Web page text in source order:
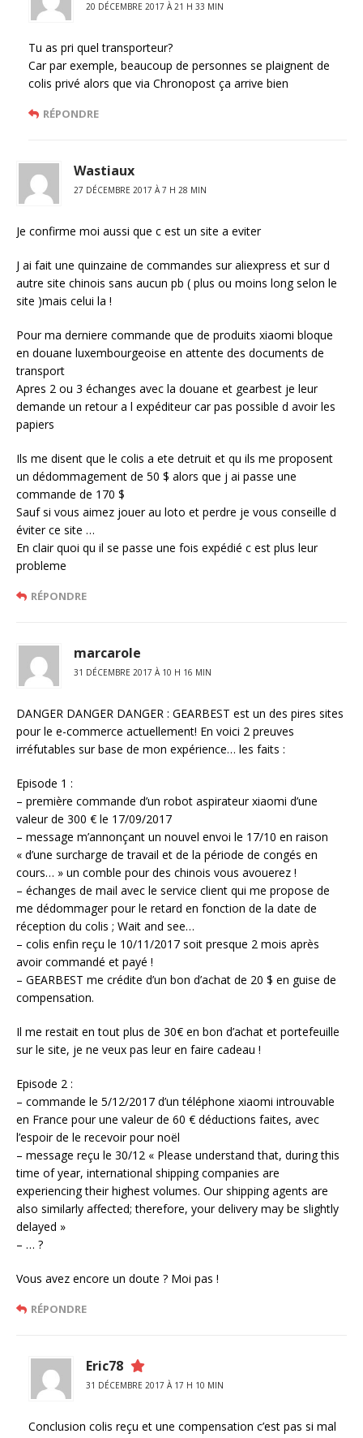
20 DÉCEMBRE 2017 À 21 H 33 MIN
Tu as pri quel transporteur?
Car par exemple, beaucoup de personnes se plaignent de
colis privé alors que via Chronopost ça arrive bien
RÉPONDRE
Wastiaux
27 DÉCEMBRE 2017 À 7 H 28 MIN
Je confirme moi aussi que c est un site a eviter
J ai fait une quinzaine de commandes sur aliexpress et sur d
autre site chinois sans aucun pb ( plus ou moins long selon le
site )mais celui la !
Pour ma derniere commande que de produits xiaomi bloque
en douane luxembourgeoise en attente des documents de
transport
Apres 2 ou 3 échanges avec la douane et gearbest je leur
demande un retour a l expéditeur car pas possible d avoir les
papiers
Ils me disent que le colis a ete detruit et qu ils me proposent
un dédommagement de 50 $ alors que j ai passe une
commande de 170 $
Sauf si vous aimez jouer au loto et perdre je vous conseille d
éviter ce site …
En clair quoi qu il se passe une fois expédié c est plus leur
probleme
RÉPONDRE
marcarole
31 DÉCEMBRE 2017 À 10 H 16 MIN
DANGER DANGER DANGER : GEARBEST est un des pires sites
pour le e-commerce actuellement! En voici 2 preuves
irréfutables sur base de mon expérience… les faits :
Episode 1 :
– première commande d’un robot aspirateur xiaomi d’une
valeur de 300 € le 17/09/2017
– message m’annonçant un nouvel envoi le 17/10 en raison
« d’une surcharge de travail et de la période de congés en
cours… » un comble pour des chinois vous avouerez !
– échanges de mail avec le service client qui me propose de
me dédommager pour le retard en fonction de la date de
réception du colis ; Wait and see…
– colis enfin reçu le 10/11/2017 soit presque 2 mois après
avoir commandé et payé !
– GEARBEST me crédite d’un bon d’achat de 20 $ en guise de
compensation.
Il me restait en tout plus de 30€ en bon d’achat et portefeuille
sur le site, je ne veux pas leur en faire cadeau !
Episode 2 :
– commande le 5/12/2017 d’un téléphone xiaomi introuvable
en France pour une valeur de 60 € déductions faites, avec
l’espoir de le recevoir pour noël
– message reçu le 30/12 « Please understand that, during this
time of year, international shipping companies are
experiencing their highest volumes. Our shipping agents are
also similarly affected; therefore, your delivery may be slightly
delayed »
– … ?
Vous avez encore un doute ? Moi pas !
RÉPONDRE
Eric78
31 DÉCEMBRE 2017 À 17 H 10 MIN
Conclusion colis reçu et une compensation c’est pas si mal